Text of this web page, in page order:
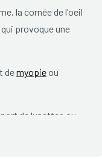
la cornée de l'oeil
provoque une
demyopieou
de lunettes ou